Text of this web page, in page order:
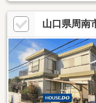
面室は2ボウル洗面台
関近くの和室は床の間
テーブルなども置け
仁保南第一公園 徒歩1
します ━━━━━・・
わせください。
山口県周南